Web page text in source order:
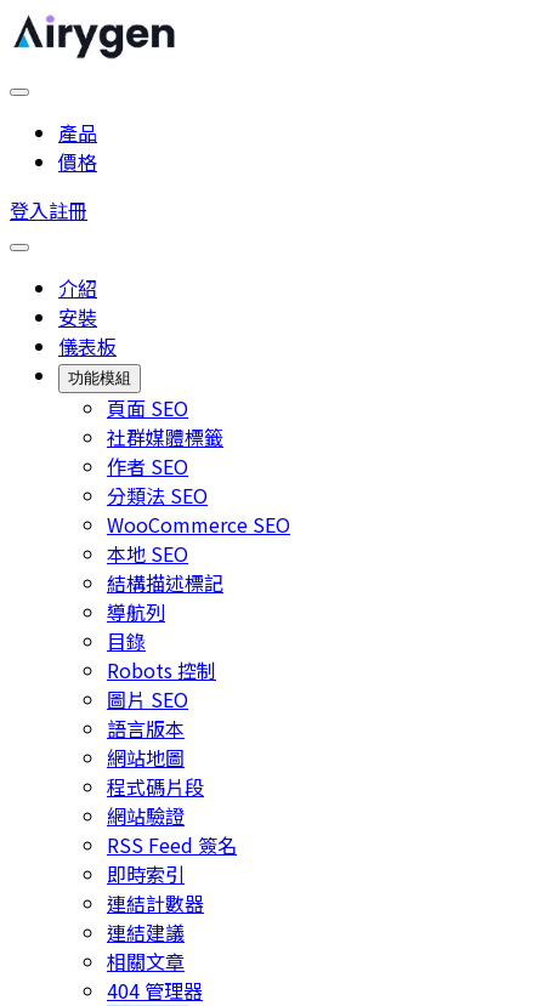
產品
價格
登入註冊
介紹
安裝
儀表板
功能模組
頁面 SEO
社群媒體標籤
作者 SEO
分類法 SEO
WooCommerce SEO
本地 SEO
結構描述標記
導航列
目錄
Robots 控制
圖片 SEO
語言版本
網站地圖
程式碼片段
網站驗證
RSS Feed 簽名
即時索引
連結計數器
連結建議
相關文章
404 管理器